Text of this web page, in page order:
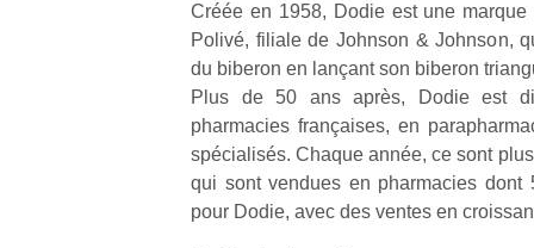
Créée en 1958, Dodie est une
Polivé, filiale de Johnson & Johnson,
du biberon en lançant son biberon
Plus de 50 ans après, Dodie est
pharmacies françaises, en
spécialisés. Chaque année, ce sont
qui sont vendues en pharmacies dont
pour Dodie, avec des ventes en
NextGen,
une
nouvelle
trottinette
mécanique
Beeper
Les
enfants
Des
trampolines
pour les
grands et
les petits !
Durant les
vacances